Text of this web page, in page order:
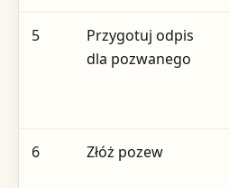
5
Przygotuj odpis
dla pozwanego
6 Złóż pozew